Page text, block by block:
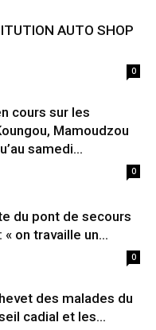
AUTO SHOP
0
cours sur les
Mamoudzou
samedi...
0
du pont de secours
on travaille un...
0
des malades du
cadial et les...